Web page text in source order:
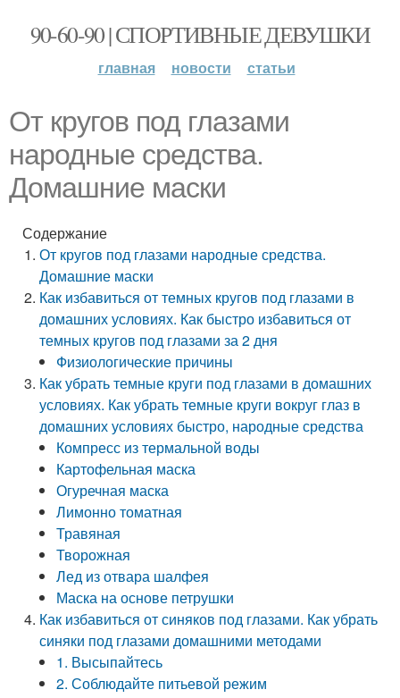
90-60-90 | СПОРТИВНЫЕ ДЕВУШКИ
главная новости статьи
От кругов под глазами
народные средства.
Домашние маски
Содержание
От кругов под глазами народные средства.
Домашние маски
Как избавиться от темных кругов под глазами в
домашних условиях. Как быстро избавиться от
темных кругов под глазами за 2 дня
Физиологические причины
Как убрать темные круги под глазами в домашних
условиях. Как убрать темные круги вокруг глаз в
домашних условиях быстро, народные средства
Компресс из термальной воды
Картофельная маска
Огуречная маска
Лимонно томатная
Травяная
Творожная
Лед из отвара шалфея
Маска на основе петрушки
Как избавиться от синяков под глазами. Как убрать
синяки под глазами домашними методами
1. Высыпайтесь
2. Соблюдайте питьевой режим